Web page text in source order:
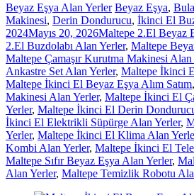
Beyaz Eşya Alan Yerler Beyaz Eşya,
Makinesi, Derin Dondurucu, İkinci El
2024Mayıs 20, 2026Maltepe 2.El Beyaz
2.El Buzdolabı Alan Yerler, Maltepe
Maltepe Çamaşır Kurutma Makinesi Alan
Ankastre Set Alan Yerler, Maltepe İkinci
Maltepe İkinci El Beyaz Eşya Alım Satım,
Makinesi Alan Yerler, Maltepe İkinci El
Yerler, Maltepe İkinci El Derin
İkinci El Elektrikli Süpürge Alan Yerler,
Yerler, Maltepe İkinci El Klima Alan
Kombi Alan Yerler, Maltepe İkinci El
Maltepe Sıfır Beyaz Eşya Alan Yerler,
Alan Yerler, Maltepe Temizlik Robotu